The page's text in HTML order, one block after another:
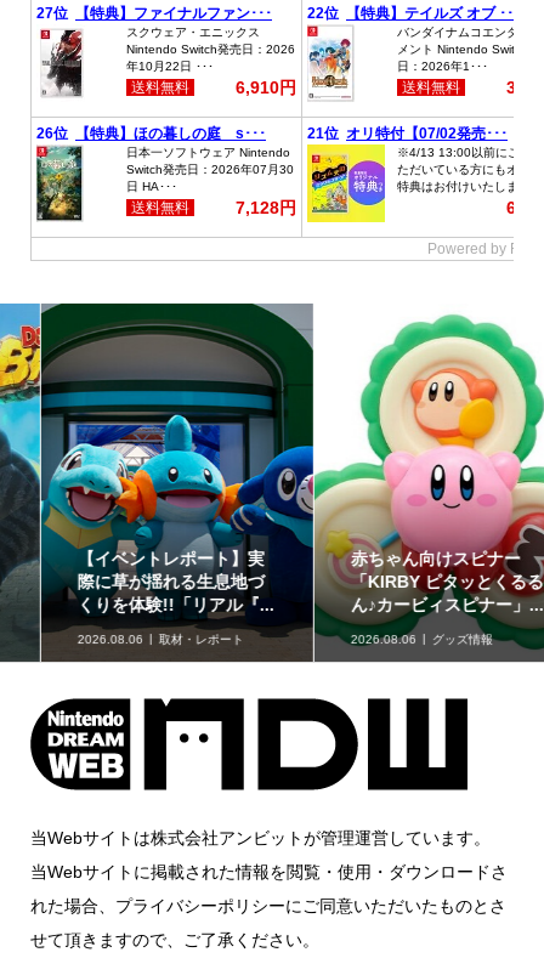
【イベントレポート】実
際に草が揺れる生息地づ
くりを体験!!「リアル『...
2026.08.06 取材・レポート
赤ちゃん向けスピナー
「KIRBY ピタッとくるる
ん♪カービィスピナー」...
2026.08.06 グッズ情報
当Webサイトは株式会社アンビットが管理運営しています。
当Webサイトに掲載された情報を閲覧・使用・ダウンロードさ
れた場合、プライバシーポリシーにご同意いただいたものとさ
せて頂きますので、ご了承ください。